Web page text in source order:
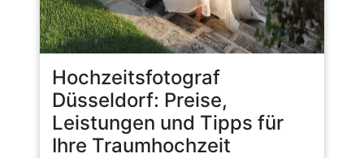
Hochzeitsfotograf
Düsseldorf: Preise,
Leistungen und Tipps für
Ihre Traumhochzeit